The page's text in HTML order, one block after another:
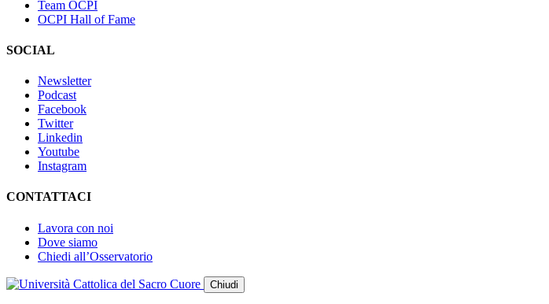
Team OCPI
OCPI Hall of Fame
SOCIAL
Newsletter
Podcast
Facebook
Twitter
Linkedin
Youtube
Instagram
CONTATTACI
Lavora con noi
Dove siamo
Chiedi all’Osservatorio
Chiudi